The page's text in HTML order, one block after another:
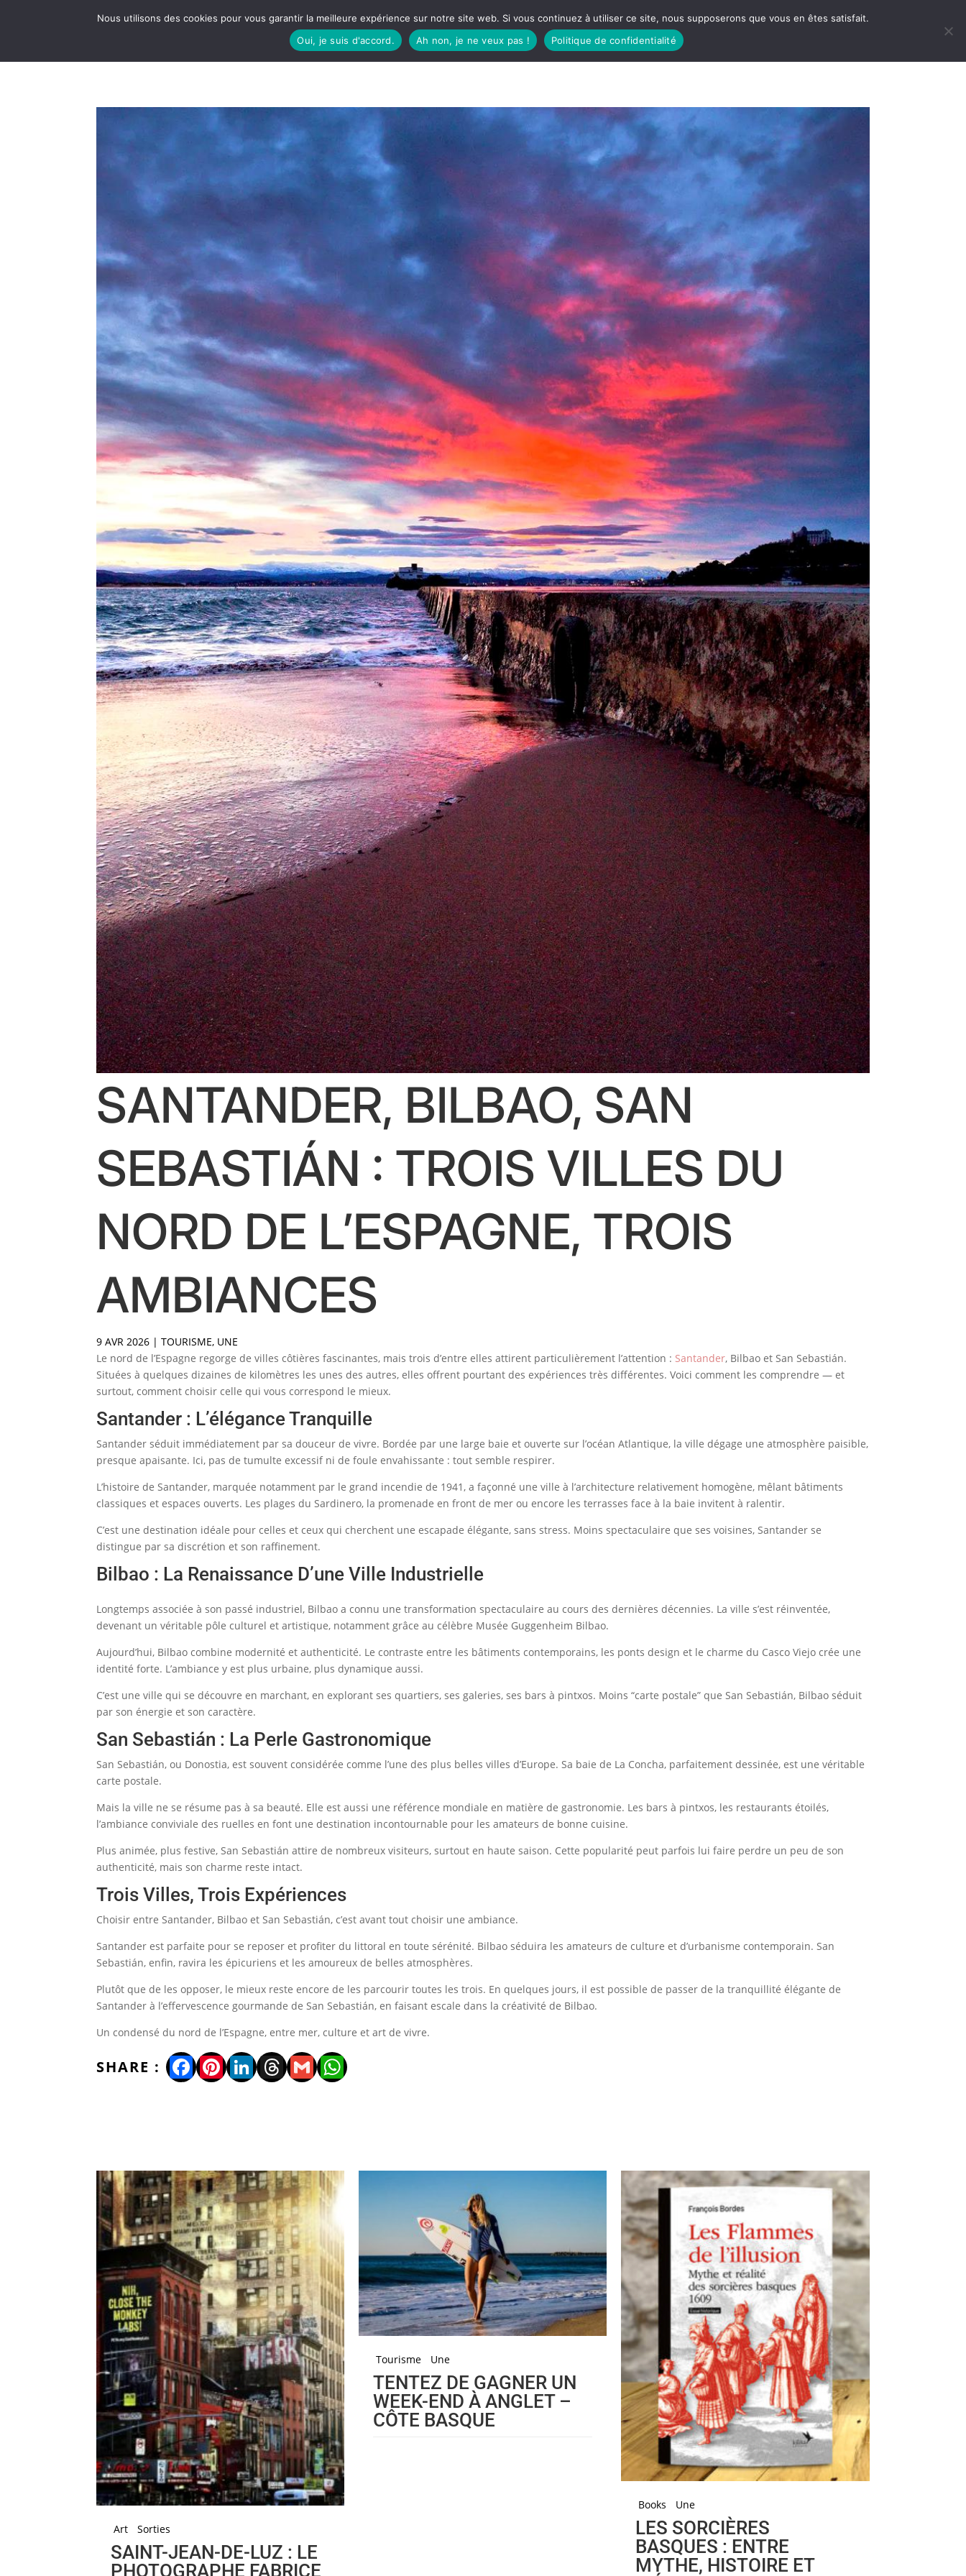
LE STUDIO FÊTES BASQUES À MANGER CÔTÉ SORTIES GREEN LIFE
SANTANDER, BILBAO, SAN
SEBASTIÁN : TROIS VILLES DU
NORD DE L’ESPAGNE, TROIS
AMBIANCES
9 AVR 2026 |TOURISME, UNE
Le nord de l’Espagne regorge de villes côtières fascinantes, mais trois d’entre elles attirent particulièrement l’attention : Santander, Bilbao et San Sebastián.
Situées à quelques dizaines de kilomètres les unes des autres, elles offrent pourtant des expériences très différentes. Voici comment les comprendre — et
surtout, comment choisir celle qui vous correspond le mieux.
Santander : L’élégance Tranquille
Santander séduit immédiatement par sa douceur de vivre. Bordée par une large baie et ouverte sur l’océan Atlantique, la ville dégage une atmosphère paisible,
presque apaisante. Ici, pas de tumulte excessif ni de foule envahissante : tout semble respirer.
L’histoire de Santander, marquée notamment par le grand incendie de 1941, a façonné une ville à l’architecture relativement homogène, mêlant bâtiments
classiques et espaces ouverts. Les plages du Sardinero, la promenade en front de mer ou encore les terrasses face à la baie invitent à ralentir.
C’est une destination idéale pour celles et ceux qui cherchent une escapade élégante, sans stress. Moins spectaculaire que ses voisines, Santander se
distingue par sa discrétion et son raffinement.
Bilbao : La Renaissance D’une Ville Industrielle
Longtemps associée à son passé industriel, Bilbao a connu une transformation spectaculaire au cours des dernières décennies. La ville s’est réinventée,
devenant un véritable pôle culturel et artistique, notamment grâce au célèbre Musée Guggenheim Bilbao.
Aujourd’hui, Bilbao combine modernité et authenticité. Le contraste entre les bâtiments contemporains, les ponts design et le charme du Casco Viejo crée une
identité forte. L’ambiance y est plus urbaine, plus dynamique aussi.
C’est une ville qui se découvre en marchant, en explorant ses quartiers, ses galeries, ses bars à pintxos. Moins “carte postale” que San Sebastián, Bilbao séduit
par son énergie et son caractère.
San Sebastián : La Perle Gastronomique
San Sebastián, ou Donostia, est souvent considérée comme l’une des plus belles villes d’Europe. Sa baie de La Concha, parfaitement dessinée, est une véritable
carte postale.
Mais la ville ne se résume pas à sa beauté. Elle est aussi une référence mondiale en matière de gastronomie. Les bars à pintxos, les restaurants étoilés,
l’ambiance conviviale des ruelles en font une destination incontournable pour les amateurs de bonne cuisine.
Plus animée, plus festive, San Sebastián attire de nombreux visiteurs, surtout en haute saison. Cette popularité peut parfois lui faire perdre un peu de son
authenticité, mais son charme reste intact.
Trois Villes, Trois Expériences
Choisir entre Santander, Bilbao et San Sebastián, c’est avant tout choisir une ambiance.
Santander est parfaite pour se reposer et profiter du littoral en toute sérénité. Bilbao séduira les amateurs de culture et d’urbanisme contemporain. San
Sebastián, enfin, ravira les épicuriens et les amoureux de belles atmosphères.
Plutôt que de les opposer, le mieux reste encore de les parcourir toutes les trois. En quelques jours, il est possible de passer de la tranquillité élégante de
Santander à l’effervescence gourmande de San Sebastián, en faisant escale dans la créativité de Bilbao.
Un condensé du nord de l’Espagne, entre mer, culture et art de vivre.
Facebook
Pinterest
LinkedIn
Threads
GmailWhatsApp
Art Sorties
SAINT-JEAN-DE-LUZ : LE
PHOTOGRAPHE FABRICE
Tourisme Une
TENTEZ DE GAGNER UN
WEEK-END À ANGLET –
CÔTE BASQUE
Books Une
LES SORCIÈRES
BASQUES : ENTRE
MYTHE, HISTOIRE ET
Nous utilisons des cookies pour vous garantir la meilleure expérience sur notre site web. Si vous continuez à utiliser ce site, nous supposerons que vous en êtes satisfait.
Oui, je suis d'accord.
Ah non, je ne veux pas ! Politique de confidentialité